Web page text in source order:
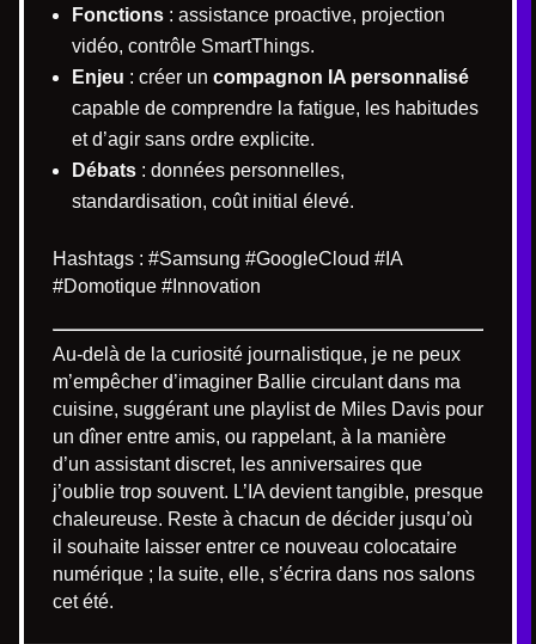
Fonctions : assistance proactive, projection
vidéo, contrôle SmartThings.
Enjeu : créer un compagnon IA personnalisé
capable de comprendre la fatigue, les habitudes
et d’agir sans ordre explicite.
Débats : données personnelles,
standardisation, coût initial élevé.
Hashtags : #Samsung #GoogleCloud #IA
#Domotique #Innovation
Au-delà de la curiosité journalistique, je ne peux
m’empêcher d’imaginer Ballie circulant dans ma
cuisine, suggérant une playlist de Miles Davis pour
un dîner entre amis, ou rappelant, à la manière
d’un assistant discret, les anniversaires que
j’oublie trop souvent. L’IA devient tangible, presque
chaleureuse. Reste à chacun de décider jusqu’où
il souhaite laisser entrer ce nouveau colocataire
numérique ; la suite, elle, s’écrira dans nos salons
cet été.